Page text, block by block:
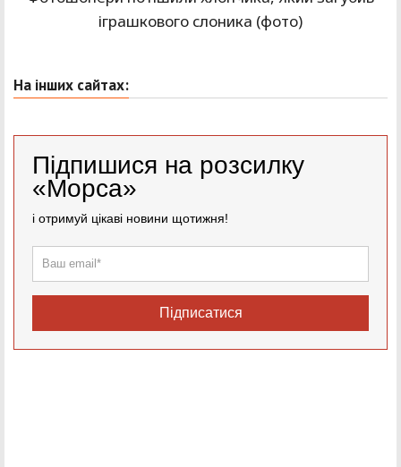
іграшкового слоника (фото)
На інших сайтах:
Підпишися на розсилку
«Морса»
і отримуй цікаві новини щотижня!
Підписатися